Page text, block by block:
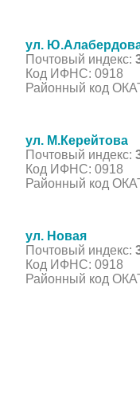
ул.
Почтовый индекс:
Код ИФНС: 0918
Районный код
ул. М.Керейтова
Почтовый индекс:
Код ИФНС: 0918
Районный код
ул. Новая
Почтовый индекс:
Код ИФНС: 0918
Районный код